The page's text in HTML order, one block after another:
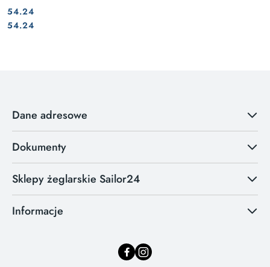
Cena:
54.24
Cena:
54.24
Dane adresowe
Dokumenty
Sklepy żeglarskie Sailor24
Informacje